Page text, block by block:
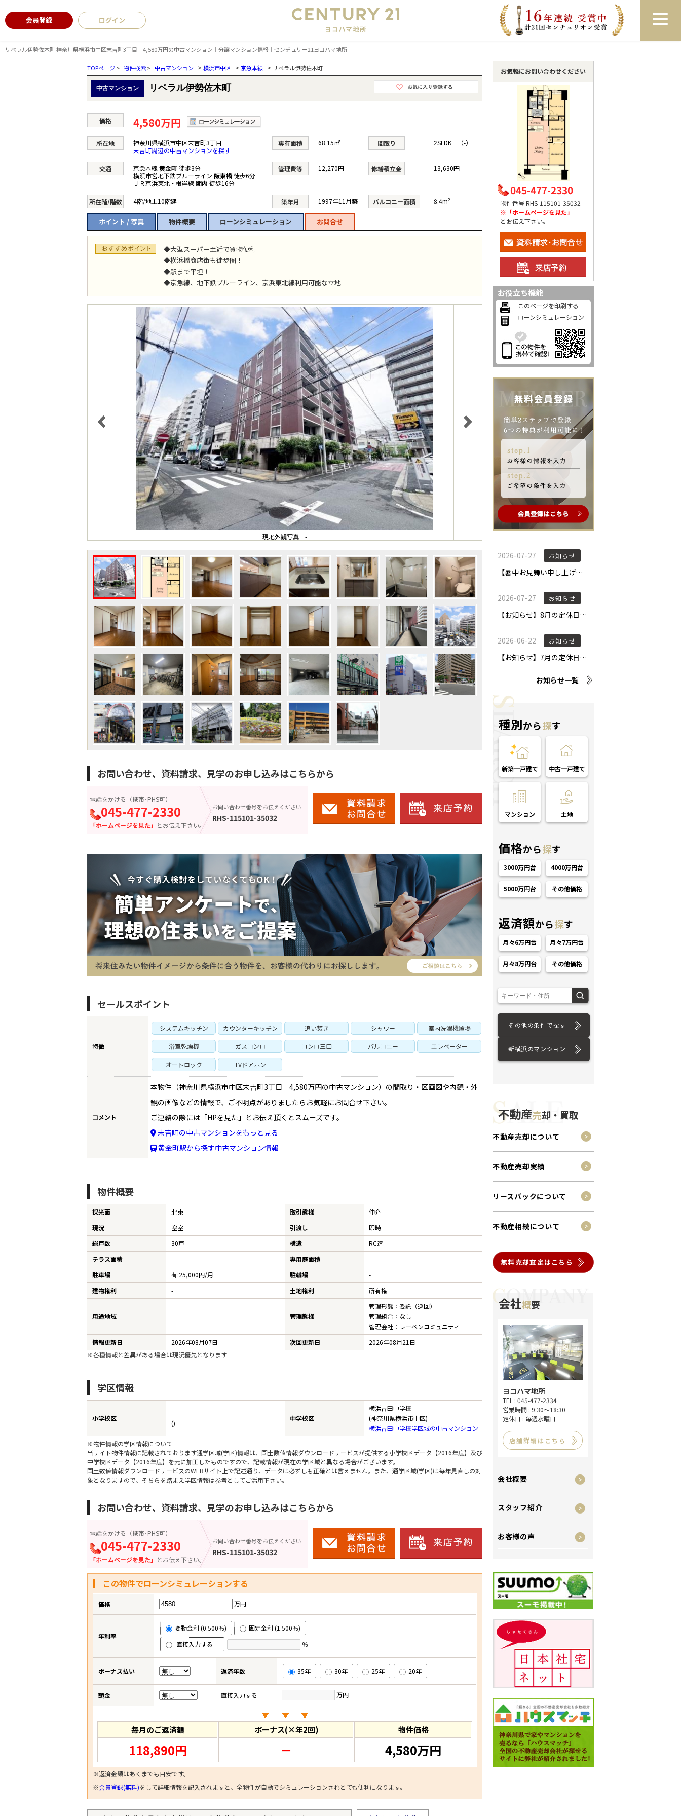
リベラル伊勢佐木町 神奈川県横浜市中区末吉町3丁目｜4,580万円の中古マンション｜分譲マンション情報｜センチュリー21ヨコハマ地所
会員登録 ログイン ログイン 来店予約 LINEで相談
BUY
買いたい
SALE
売りたい
RENT
借りたい
LEASE BACK
リースバック
INHERITANCE
不動産相続
STAFF RECRUIT
お問い合わせ
TOPページ> 物件検索> 中古マンション > 横浜市中区 > 京急本線 > リベラル伊勢佐木町
中古マンション リベラル伊勢佐木町
価格 4,580万円
所在地
神奈川県横浜市中区末吉町3丁目
末吉町周辺の中古マンションを探す
専有面積 68.15㎡ 間取り 2SLDK （-）
交通 京急本線 黄金町徒歩3分
横浜市営地下鉄ブルーライン 阪東橋徒歩6分
ＪＲ京浜東北・根岸線 関内 徒歩16分
管理費等 12,270円 修繕積立金 13,630円
所在階/階数 4階/地上10階建 築年月 1997年11月築 バルコニー面積 8.4m²
ポイント / 写真 物件概要 ローンシミュレーション お問合せ
◆大型スーパー至近で買物便利
◆横浜橋商店街も徒歩圏！
◆駅まで平坦！
◆京急線、地下鉄ブルーライン、京浜東北線利用可能な立地
現地外観写真 -
お問い合わせ、資料請求、見学のお申し込みはこちらから
電話をかける（携帯･PHS可）
045-477-2330
「ホームページを見た」 とお伝え下さい。
お問い合わせ番号をお伝えください
RHS-115101-35032
セールスポイント
特徴
システムキッチン カウンターキッチン 追い焚き シャワー 室内洗濯機置場
浴室乾燥機 ガスコンロ コンロ三口 バルコニー エレベーター
オートロック TVドアホン
コメント
本物件（神奈川県横浜市中区末吉町3丁目｜4,580万円の中古マンション）の間取り・区画図や内観・外
観の画像などの情報で、ご不明点がありましたらお気軽にお問合せ下さい。
ご連絡の際には「HPを見た」とお伝え頂くとスムーズです。
末吉町の中古マンションをもっと見る
黄金町駅から探す中古マンション情報
物件概要
採光面 北東 取引態様
仲介
現況
空室 引渡し
即時
総戸数
30戸 構造
RC造
テラス面積
- 専用庭面積
-
駐車場
有:25,000円/月 駐輪場
-
建物権利
- 土地権利 所有権
用途地域 - - - 管理態様
管理形態：委託（巡回）
管理組合：なし
管理会社：レーベンコミュニティ
情報更新日
2026年08月07日 次回更新日
2026年08月21日
※各種情報と差異がある場合は現況優先となります
学区情報
小学校区
()
中学校区
横浜吉田中学校
(神奈川県横浜市中区)
横浜吉田中学校学区域の中古マンション
※物件情報の学区情報について
当サイト物件情報に記載されております通学区域(学区)情報は、国土数値情報ダウンロードサービスが提供する小学校区データ【2016年度】及び
中学校区データ【2016年度】を元に加工したものですので、記載情報が現在の学区域と異なる場合がございます。
国土数値情報ダウンロードサービスのWEBサイト上で記述通り、データは必ずしも正確とは言えません。また、通学区域(学区)は毎年見直しの対
象となりますので、そちらを踏まえ学区情報は参考としてご活用下さい。
お問い合わせ、資料請求、見学のお申し込みはこちらから
電話をかける（携帯･PHS可）
045-477-2330
「ホームページを見た」 とお伝え下さい。
お問い合わせ番号をお伝えください
RHS-115101-35032
この物件でローンシミュレーションする
価格 万円
年利率
変動金利 (0.500％)
固定金利 (1.500％)
直接入力する
％
ボーナス払い 返済年数 35年 30年 25年 20年
頭金 直接入力する 万円
毎月のご返済額
118,890円
ボーナス(×年2回)
－
物件価格
4,580万円
※返済金額はあくまでも目安です。
※会員登録(無料)をして詳細情報を記入されますと、全物件が自動でシミュレーションされとても便利になります。
お気軽にお問い合わせください
045-477-2330
物件番号 RHS-115101-35032
※「ホームページを見た」
とお伝え下さい。
お役立ち機能
このページを印刷する
ローンシミュレーション
お知らせ一覧
種別から探す
新築一戸建て 中古一戸建て
マンション 土地
価格から探す
3000万円台 4000万円台
5000万円台 その他価格
返済額から探す
月々6万円台 月々7万円台
月々8万円台 その他価格
その他の条件で探す
新横浜のマンション
不動産売却・買取
不動産売却について
不動産売却実績
リースバックについて
不動産相続について
無料売却査定はこちら
会社概要
ヨコハマ地所
TEL : 045-477-2334
営業時間 : 9:30～18:30
定休日 : 毎週水曜日
店舗詳細はこちら
会社概要
スタッフ紹介
お客様の声